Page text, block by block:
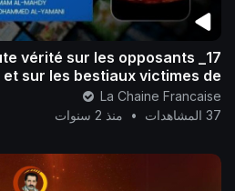
vérité sur les opposants
sur les bestiaux victimes de
manipulation qui les ont crus
La Chaine Francaise
37 المشاهدات
• منذ 2 سنوات